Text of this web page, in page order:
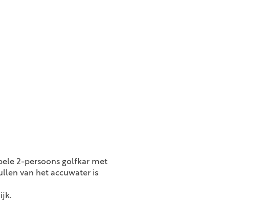
2-persoons golfkar met
van het accuwater is